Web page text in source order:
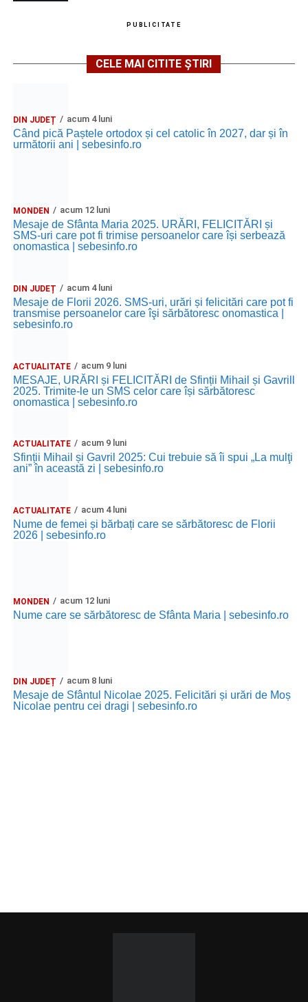
PUBLICITATE
CELE MAI CITITE ȘTIRI
DIN JUDEȚ acum 4 luni
Când pică Paștele ortodox și cel catolic în 2027, dar și în
următorii ani | sebesinfo.ro
MONDEN acum 12 luni
Mesaje de Sfânta Maria 2025. URĂRI, FELICITĂRI și
SMS-uri care pot fi trimise persoanelor care își serbează
onomastica | sebesinfo.ro
DIN JUDEȚ acum 4 luni
Mesaje de Florii 2026. SMS-uri, urări și felicitări care pot fi
transmise persoanelor care îşi sărbătoresc onomastica |
sebesinfo.ro
ACTUALITATE acum 9 luni
MESAJE, URĂRI și FELICITĂRI de Sfinții Mihail și Gavrill
2025. Trimite-le un SMS celor care își sărbătoresc
onomastica | sebesinfo.ro
ACTUALITATE acum 9 luni
Sfinții Mihail și Gavril 2025: Cui trebuie să îi spui „La mulţi
ani” în această zi | sebesinfo.ro
ACTUALITATE acum 4 luni
Nume de femei și bărbați care se sărbătoresc de Florii
2026 | sebesinfo.ro
MONDEN acum 12 luni
Nume care se sărbătoresc de Sfânta Maria | sebesinfo.ro
DIN JUDEȚ acum 8 luni
Mesaje de Sfântul Nicolae 2025. Felicitări și urări de Moș
Nicolae pentru cei dragi | sebesinfo.ro